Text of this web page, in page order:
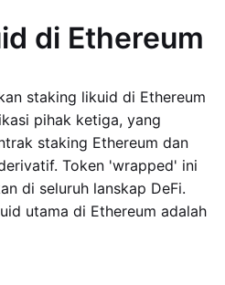
di Ethereum
staking likuid di Ethereum
pihak ketiga, yang
staking Ethereum dan
Token 'wrapped' ini
di seluruh lanskap DeFi.
utama di Ethereum adalah